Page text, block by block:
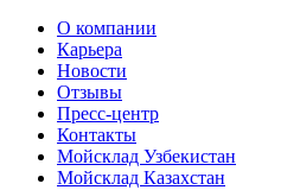
О компании
Карьера
Новости
Отзывы
Пресс-центр
Контакты
Мойсклад Узбекистан
Мойсклад Казахстан